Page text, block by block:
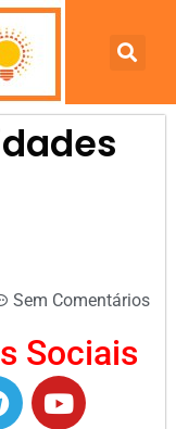
Sem Comentários
Sociais